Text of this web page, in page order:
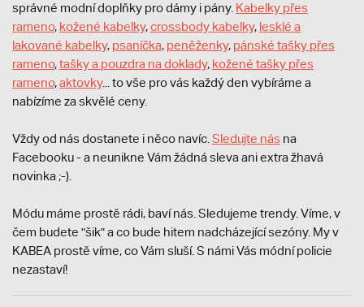
správné modní doplňky pro dámy i pány. Kabelky přes
rameno, kožené kabelky,crossbody kabelky, lesklé a
lakované kabelky, psaníčka, peněženky, pánské tašky přes
rameno,tašky a pouzdra na doklady, kožené tašky přes
rameno,aktovky... to vše pro vás každý den vybíráme a
nabízíme za skvělé ceny.
Vždy od nás dostanete i něco navíc. Sledujte nás na
Facebooku - a neunikne Vám žádná sleva ani extra žhavá
novinka ;-).
Módu máme prostě rádi, baví nás. Sledujeme trendy. Víme, v
čem budete "šik" a co bude hitem nadcházející sezóny. My v
KABEA prostě víme, co Vám sluší. S námi Vás módní policie
nezastaví!